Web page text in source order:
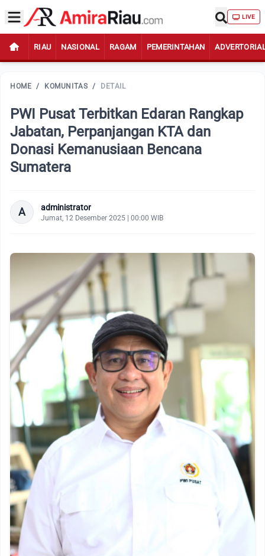
LIVE
RIAU NASIONAL RAGAM PEMERINTAHAN
HOME / KOMUNITAS / DETAIL
PWI Pusat Terbitkan Edaran Rangkap
Jabatan, Perpanjangan KTA dan
Donasi Kemanusiaan Bencana
Sumatera
A administrator
Jumat, 12 Desember 2025 | 00:00 WIB